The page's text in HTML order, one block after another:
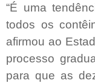
“É uma
todos os
afirmou ao
processo
para que as